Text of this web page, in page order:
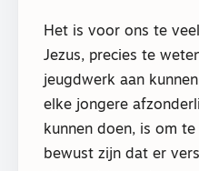
Het is voor ons te
Jezus, precies te
jeugdwerk aan
elke jongere
kunnen doen, is om
bewust zijn dat er